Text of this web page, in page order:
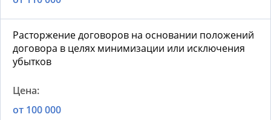
Расторжение договоров на основании положений
договора в целях минимизации или исключения
убытков
от 100 000